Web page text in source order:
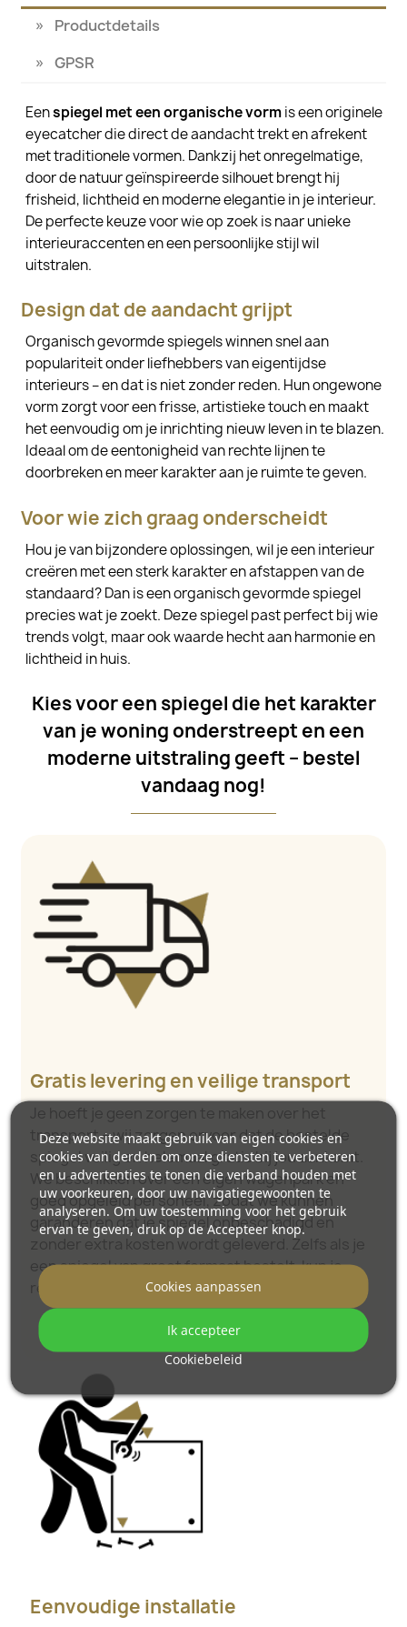
Productdetails
GPSR
Eenspiegel met een organische vormis een originele
eyecatcher die direct de aandacht trekt en afrekent
met traditionele vormen. Dankzij het onregelmatige,
door de natuur geïnspireerde silhouet brengt hij
frisheid, lichtheid en moderne elegantie in je interieur.
De perfecte keuze voor wie op zoek is naar unieke
interieuraccenten en een persoonlijke stijl wil
uitstralen.
Design dat de aandacht grijpt
Organisch gevormde spiegels winnen snel aan
populariteit onder liefhebbers van eigentijdse
interieurs – en dat is niet zonder reden. Hun ongewone
vorm zorgt voor een frisse, artistieke touch en maakt
het eenvoudig om je inrichting nieuw leven in te blazen.
Ideaal om de eentonigheid van rechte lijnen te
doorbreken en meer karakter aan je ruimte te geven.
Voor wie zich graag onderscheidt
Hou je van bijzondere oplossingen, wil je een interieur
creëren met een sterk karakter en afstappen van de
standaard? Dan is een organisch gevormde spiegel
precies wat je zoekt. Deze spiegel past perfect bij wie
trends volgt, maar ook waarde hecht aan harmonie en
lichtheid in huis.
Kies voor een spiegel die het karakter
van je woning onderstreept en een
moderne uitstraling geeft – bestel
vandaag nog!
Gratis levering en veilige transport
Je hoeft je geen zorgen te maken over het
transport – wij zorgen ervoor dat de bestelde
spiegel veilig en helemaal gratis bij jou aankomt.
We beschikken over een eigen wagenpark en
goed opgeleid personeel, zodat we kunnen
garanderen dat je spiegel onbeschadigd en
zonder extra kosten wordt geleverd. Zelfs als je
een spiegel van groot formaat bestelt, kun je
rekenen op een vlotte levering.
Bekijk hoe onze spiegels worden verpakt.
Eenvoudige installatie
Deze website maakt gebruik van eigen cookies en
cookies van derden om onze diensten te verbeteren
en u advertenties te tonen die verband houden met
uw voorkeuren, door uw navigatiegewoonten te
analyseren. Om uw toestemming voor het gebruik
ervan te geven, druk op de Accepteer knop.
Cookiebeleid
Cookies aanpassen
Ik accepteer